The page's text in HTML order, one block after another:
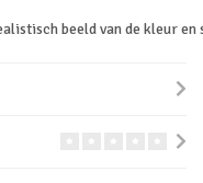
beeld van de kleur